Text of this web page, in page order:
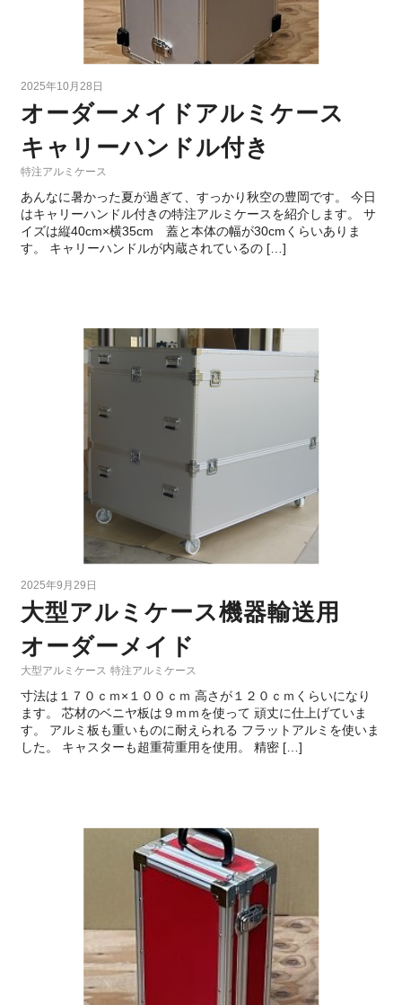
2025年10月28日
オーダーメイドアルミケース
キャリーハンドル付き
特注アルミケース
あんなに暑かった夏が過ぎて、すっかり秋空の豊岡です。 今日
はキャリーハンドル付きの特注アルミケースを紹介します。 サ
イズは縦40cm×横35cm 蓋と本体の幅が30cmくらいありま
す。 キャリーハンドルが内蔵されているの […]
2025年9月29日
大型アルミケース機器輸送用
オーダーメイド
大型アルミケース 特注アルミケース
寸法は１７０ｃｍ×１００ｃｍ 高さが１２０ｃｍくらいになり
ます。 芯材のベニヤ板は９ｍｍを使って 頑丈に仕上げていま
す。 アルミ板も重いものに耐えられる フラットアルミを使いま
した。 キャスターも超重荷重用を使用。 精密 […]